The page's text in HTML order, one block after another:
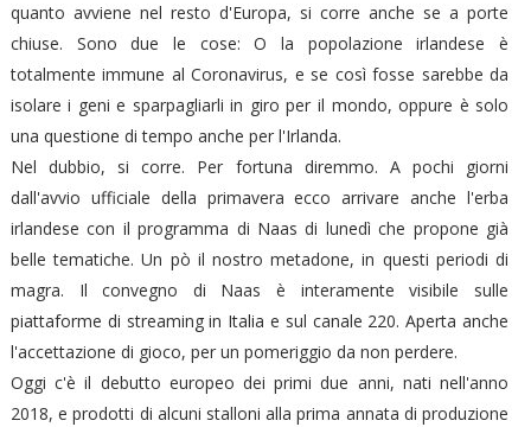
quanto avviene nel resto d'Europa, si corre anche se a porte
chiuse. Sono due le cose: O la popolazione irlandese è
totalmente immune al Coronavirus, e se così fosse sarebbe da
isolare i geni e sparpagliarli in giro per il mondo, oppure è solo
una questione di tempo anche per l'Irlanda.
Nel dubbio, si corre. Per fortuna diremmo. A pochi giorni
dall'avvio ufficiale della primavera ecco arrivare anche l'erba
irlandese con il programma di Naas di lunedì che propone già
belle tematiche. Un pò il nostro metadone, in questi periodi di
magra. Il convegno di Naas è interamente visibile sulle
piattaforme di streaming in Italia e sul canale 220. Aperta anche
l'accettazione di gioco, per un pomeriggio da non perdere.
Oggi c'è il debutto europeo dei primi due anni, nati nell'anno
2018, e prodotti di alcuni stalloni alla prima annata di produzione